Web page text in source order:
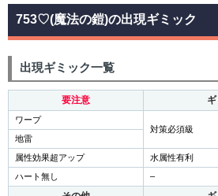
753♡(魔法の鎧)の出現ギミック
出現ギミック一覧
要注意
ワープ
対策必須級
地雷
属性効果超アップ
水属性有利
ハート無し
–